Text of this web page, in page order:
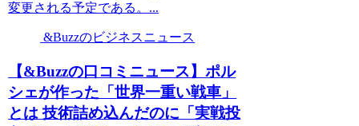
変更される予定である。...
&Buzzのビジネスニュース
【&Buzzの口コミニュース】ポル
シェが作った「世界一重い戦車」
とは 技術詰め込んだのに「実戦投